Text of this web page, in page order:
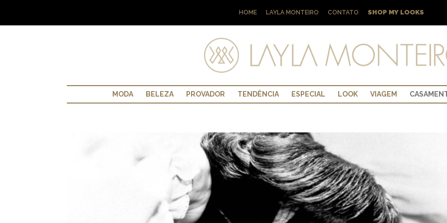
HOME LAYLA MONTEIRO CONTATO SHOP MY LOOKS
MODA BELEZA PROVADOR TENDÊNCIA ESPECIAL LOOK VIAGEM